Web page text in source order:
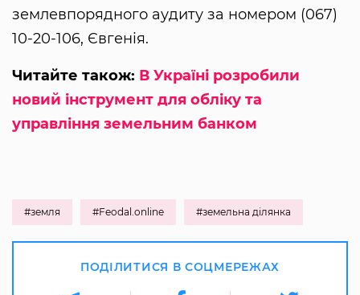
землевпорядного аудиту за номером (067)
10-20-106, Євгенія.
Читайте також: В Україні розробили
новий інструмент для обліку та
управління земельним банком
#земля #Feodal.online #земельна ділянка
ПОДІЛИТИСЯ В СОЦМЕРЕЖАХ